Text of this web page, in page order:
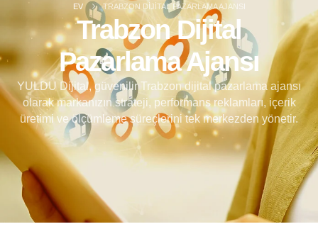
EV TRABZON DIJITAL PAZARLAMA AJANSI
Trabzon Dijital
Pazarlama Ajansı
YULDU Dijital, güvenilir Trabzon dijital pazarlama ajansı
olarak markanızın strateji, performans reklamları, içerik
üretimi ve ölçümleme süreçlerini tek merkezden yönetir.